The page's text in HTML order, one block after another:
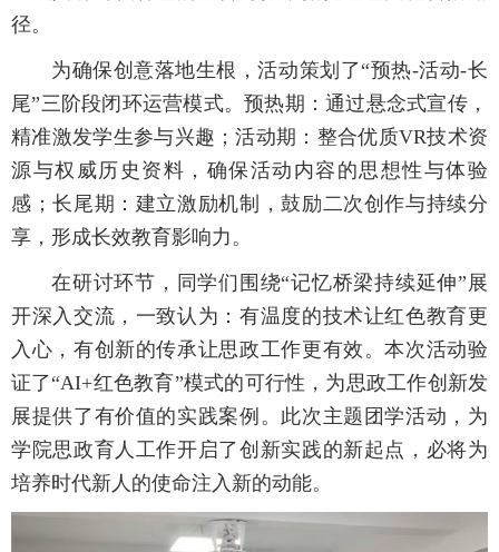
径。
为确保创意落地生根，活动策划了“预热-活动-长
尾”三阶段闭环运营模式。预热期：通过悬念式宣传，
精准激发学生参与兴趣；活动期：整合优质VR技术资
源与权威历史资料，确保活动内容的思想性与体验
感；长尾期：建立激励机制，鼓励二次创作与持续分
享，形成长效教育影响力。
在研讨环节，同学们围绕“记忆桥梁持续延伸”展
开深入交流，一致认为：有温度的技术让红色教育更
入心，有创新的传承让思政工作更有效。本次活动验
证了“AI+红色教育”模式的可行性，为思政工作创新发
展提供了有价值的实践案例。此次主题团学活动，为
学院思政育人工作开启了创新实践的新起点，必将为
培养时代新人的使命注入新的动能。